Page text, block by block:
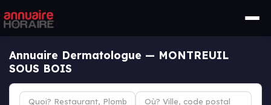
Annuaire Dermatologue — MONTREUIL
SOUS BOIS